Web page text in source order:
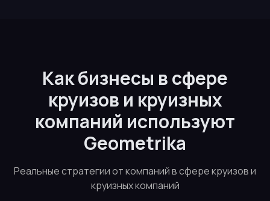
Как бизнесы в сфере
круизов и круизных
компаний используют
Geometrika
Реальные стратегии от компаний в сфере круизов и
круизных компаний